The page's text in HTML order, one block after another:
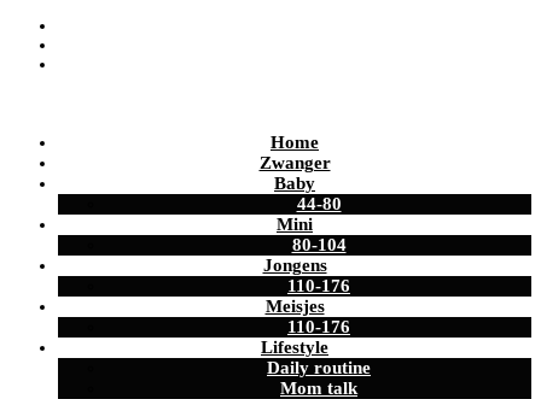
Home
Zwanger
Baby
44-80
Mini
80-104
Jongens
110-176
Meisjes
110-176
Lifestyle
Daily routine
Mom talk